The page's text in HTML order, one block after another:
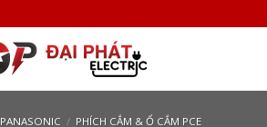
PANASONIC / PHÍCH CẮM & Ổ CẮM PCE